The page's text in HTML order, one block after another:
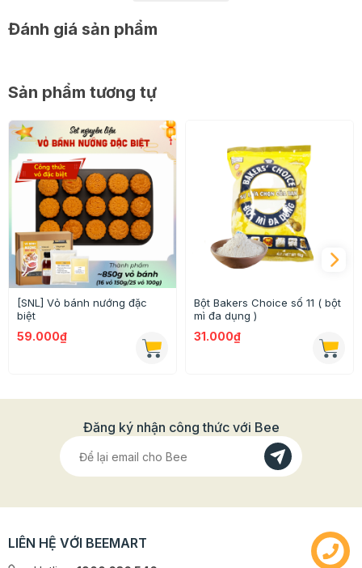
đâu tiên làm bánh mà còn vô cùng tiện lợi, tiết kiệm thời
mềm ẩm, thơm ngon trong nhiều ngày.
Thông tin chi tiết
- Xuất xứ: Việt Nam
- Trọng lượng: 1kg
- Thành phần: bột mì, chất tạo xốp, hương sữa tổng
hợp
- Ứng dụng: Làm vỏ cho các loại bánh nướng trung thu
- Bảo quản: Trong điều kiện sạch sẽ, thoáng mát và
khô ráo. Đóng kín túi nếu sử dụng không hết
Hướng dẫn sử dụng bột trộn sẵn vỏ bánh
Đánh giá sản phẩm
Sản phẩm tương tự
[SNL] Vỏ bánh nướng đặc
biệt
59.000₫
Bột Bakers Choice số 11 ( bột
mì đa dụng )
31.000₫
Đăng ký nhận công thức với Bee
LIÊN HỆ VỚI BEEMART